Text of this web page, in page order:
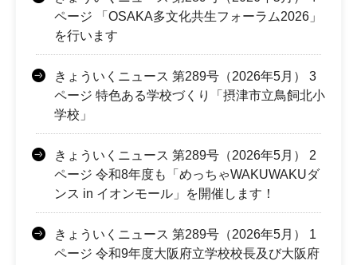
ページ 「OSAKA多文化共生フォーラム2026」
を行います
きょういくニュース 第289号（2026年5月） 3
ページ 特色ある学校づくり「摂津市立鳥飼北小
学校」
きょういくニュース 第289号（2026年5月） 2
ページ 令和8年度も「めっちゃWAKUWAKUダ
ンス in イオンモール」を開催します！
きょういくニュース 第289号（2026年5月） 1
ページ 令和9年度大阪府立学校校長及び大阪府